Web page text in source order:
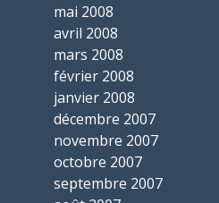
mai 2008
avril 2008
mars 2008
février 2008
janvier 2008
décembre 2007
novembre 2007
octobre 2007
septembre 2007